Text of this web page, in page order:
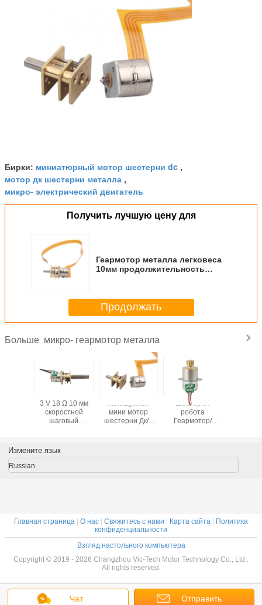
Бирки: миниатюрный мотор шестерни dc ,
мотор дк шестерни металла ,
микро- электрический двигатель
Получить лучшую цену для
Геармотор металла легковеса
10мм продолжительность
контролировать СМ10157
Продолжать
Больше микро- геармотор металла
с
СМ10-
3 V 18 Ω 10 мм
скоростной
шаговый
скоростной
коробкой
мини мотор
шестерни Дк/2
Шестерня
робота
Геармотор/
автомобиле
Чат Отправить
Измените язык
Russian
Главная страница | О нас | Свяжитесь с нами | Карта сайта | Политика
конфиденциальности
Взгляд настольного компьютера
Copyright © 2019 - 2026 Changzhou Vic-Tech Motor Technology Co., Ltd..
All rights reserved.